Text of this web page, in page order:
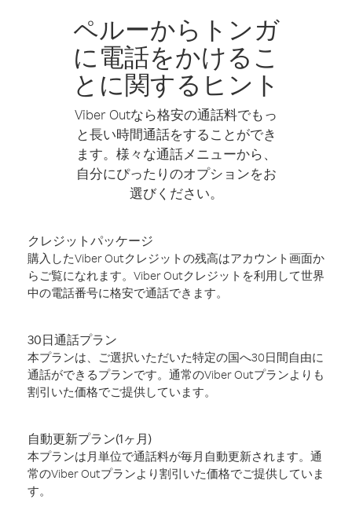
ペルーからトンガ
に電話をかけるこ
とに関するヒント
Viber Outなら格安の通話料でもっ
と長い時間通話をすることができ
ます。様々な通話メニューから、
自分にぴったりのオプションをお
選びください。
クレジットパッケージ
購入したViber Outクレジットの残高はアカウント画面か
らご覧になれます。Viber Outクレジットを利用して世界
中の電話番号に格安で通話できます。
30日通話プラン
本プランは、ご選択いただいた特定の国へ30日間自由に
通話ができるプランです。通常のViber Outプランよりも
割引いた価格でご提供しています。
自動更新プラン(1ヶ月)
本プランは月単位で通話料が毎月自動更新されます。通
常のViber Outプランより割引いた価格でご提供していま
す。